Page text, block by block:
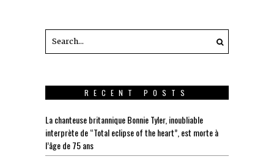
RECENT POSTS
La chanteuse britannique Bonnie Tyler, inoubliable
interprète de “Total eclipse of the heart”, est morte à
l’âge de 75 ans